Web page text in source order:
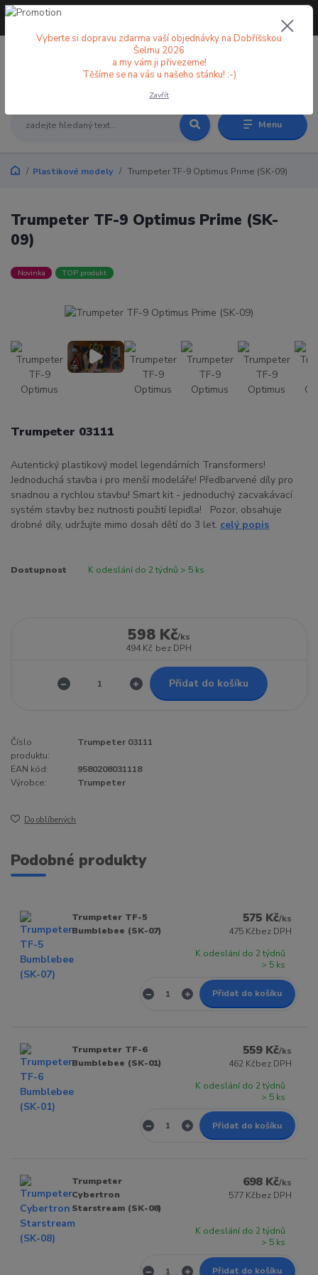
Menu
+420 773 998 582
Plastikové modely Trumpeter TF-9 Optimus Prime (SK-09)
Trumpeter TF-9 Optimus Prime (SK-
09)
Novinka TOP produkt
Trumpeter 03111
Autentický plastikový model legendárních Transformers!
Jednoduchá stavba i pro menší modeláře! Předbarvené díly pro
snadnou a rychlou stavbu! Smart kit - jednoduchý zacvakávací
systém stavby bez nutnosti použití lepidla! Pozor, obsahuje
drobné díly, udržujte mimo dosah dětí do 3 let. celý popis
Dostupnost K odeslání do 2 týdnů > 5 ks
598 Kč/ks
494 Kč bez DPH
Přidat do košíku
Číslo
produktu:
Trumpeter 03111
EAN kód:
9580208031118
Výrobce:
Trumpeter
Do oblíbených
Podobné produkty
Trumpeter TF-5
Bumblebee (SK-07)
575 Kč/ks
475 Kčbez DPH
K odeslání do 2 týdnů
> 5 ks
Přidat do košíku
Trumpeter TF-6
Bumblebee (SK-01)
559 Kč/ks
462 Kčbez DPH
K odeslání do 2 týdnů
> 5 ks
Přidat do košíku
Trumpeter
Cybertron
Starstream (SK-08)
698 Kč/ks
577 Kčbez DPH
K odeslání do 2 týdnů
> 5 ks
Přidat do košíku
Vyberte si dopravu zdarma vaší objednávky na Dobříšskou
Šelmu 2026
a my vám ji přivezeme!
Těšíme se na vás u našeho stánku! :-)
Zavřít